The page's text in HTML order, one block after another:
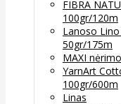
FIBRA
100gr/120m
Lanoso
50gr/175m
MAXI
YarnArt
100gr/600m
Linas